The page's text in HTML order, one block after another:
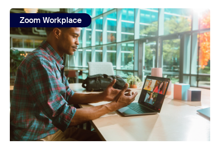
view: Il responsabile IT di The Motley Fool suggerisce
Zoom Workplace